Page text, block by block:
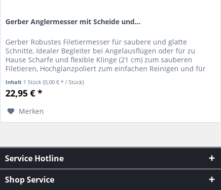
Gerber Anglermesser mit Scheide und...
Gerber Robustes Filetiermesser für saubere und glatte
Schnitte, Idealer Begleiter bei Angelausflügen oder für zu
Hause Scharfe und flexible Klinge (21 cm) zum sauberen
Filetieren, Hochglanzpoliert zum einfachen Reinigen und für
Inhalt 1 Stück(0,00 € * / Stück)
22,95 € *
Merken
Service Hotline
Shop Service